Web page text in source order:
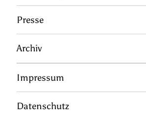
Presse
Archiv
Impressum
Datenschutz